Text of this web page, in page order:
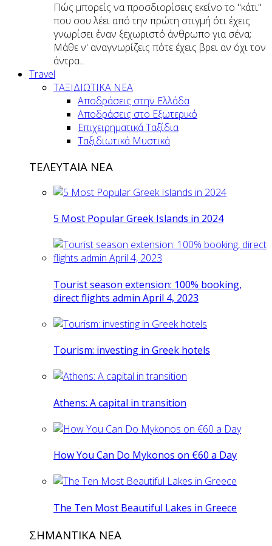
Πώς μπορείς να προσδιορίσεις εκείνο το "κάτι"
που σου λέει από την πρώτη στιγμή ότι έχεις
γνωρίσει έναν ξεχωριστό άνθρωπο για σένα;
Μάθε ν' αναγνωρίζεις πότε έχεις βρει αν όχι τον
άντρα...
Travel
ΤΑΞΙΔΙΩΤΙΚΑ ΝΕΑ
Αποδράσεις στην Ελλάδα
Αποδράσεις στο Εξωτερικό
Επιχειρηματικά Ταξίδια
Ταξιδιωτικά Μυστικά
ΤΕΛΕΥΤΑΙΑ ΝΕΑ
5 Most Popular Greek Islands in 2024
Tourist season extension: 100% booking,
direct flights admin April 4, 2023
Tourism: investing in Greek hotels
Athens: A capital in transition
How You Can Do Mykonos on €60 a Day
The Ten Most Beautiful Lakes in Greece
ΣΗΜΑΝΤΙΚΑ ΝΕΑ